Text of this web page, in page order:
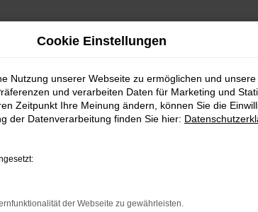
Cookie Einstellungen
Nutzung unserer Webseite zu ermöglichen und
und verarbeiten Daten für Marketing und
Zeitpunkt Ihre Meinung ändern, können Sie die
der Datenverarbeitung finden Sie hier:
der Webseite zu gewährleisten.